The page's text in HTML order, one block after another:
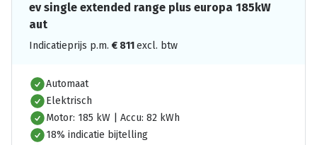
ev single extended range plus europa 185kW
aut
Indicatieprijs p.m. € 811excl. btw
Automaat
Elektrisch
Motor: 185 kW | Accu: 82 kWh
18% indicatie bijtelling